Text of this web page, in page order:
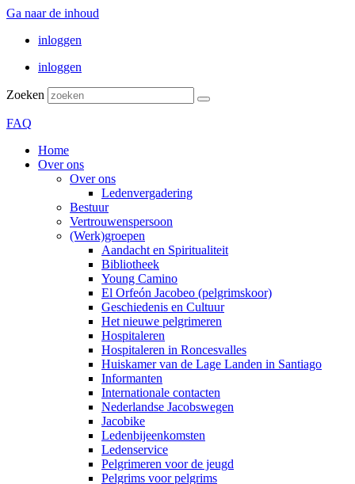
Ga naar de inhoud
inloggen
inloggen
Zoeken
FAQ
Home
Over ons
Over ons
Ledenvergadering
Bestuur
Vertrouwenspersoon
(Werk)groepen
Aandacht en Spiritualiteit
Bibliotheek
Young Camino
El Orfeón Jacobeo (pelgrimskoor)
Geschiedenis en Cultuur
Het nieuwe pelgrimeren
Hospitaleren
Hospitaleren in Roncesvalles
Huiskamer van de Lage Landen in Santiago
Informanten
Internationale contacten
Nederlandse Jacobswegen
Jacobike
Ledenbijeenkomsten
Ledenservice
Pelgrimeren voor de jeugd
Pelgrims voor pelgrims